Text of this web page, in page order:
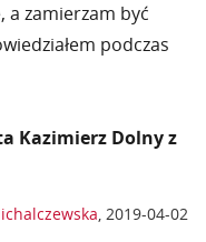
a zamierzam być
podczas
Kazimierz Dolny z
, 2019-04-02